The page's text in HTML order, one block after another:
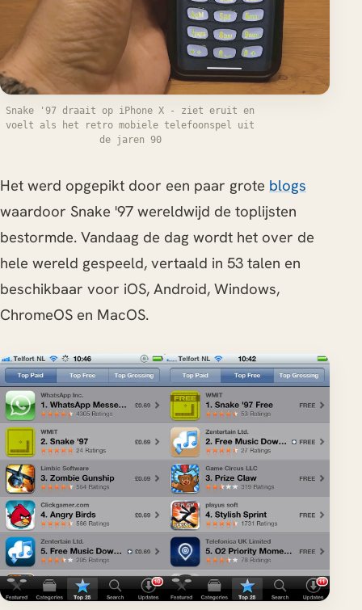
Snake '97 draait op iPhone X - ziet eruit en
voelt als het retro mobiele telefoonspel uit
de jaren 90
Het werd opgepikt door een paar grote blogs
waardoor Snake '97 wereldwijd de toplijsten
bestormde. Vandaag de dag wordt het over de
hele wereld gespeeld, vertaald in 53 talen en
beschikbaar voor iOS, Android, Windows,
ChromeOS en MacOS.